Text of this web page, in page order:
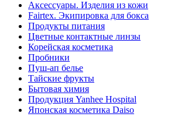
Аксессуары. Изделия из кожи
Fairtex. Экипировка для бокса
Продукты питания
Цветные контактные линзы
Корейская косметика
Пробники
Пуш-ап белье
Тайские фрукты
Бытовая химия
Продукция Yanhee Hospital
Японская косметика Daiso